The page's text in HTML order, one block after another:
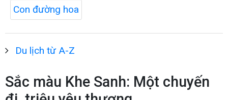
Con đường hoa
Du lịch từ A-Z
Sắc màu Khe Sanh: Một chuyến